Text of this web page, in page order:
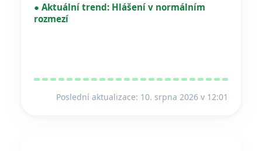
● Aktuální trend: Hlášení v normálním
rozmezí
Poslední aktualizace: 10. srpna 2026 v 12:01